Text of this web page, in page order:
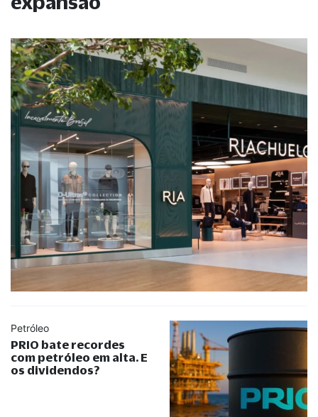
Petróleo
PRIO bate recordes
com petróleo em alta. E
os dividendos?